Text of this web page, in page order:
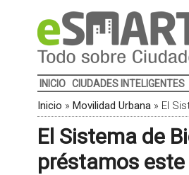
INICIO CIUDADES INTELIGENTES
Inicio » Movilidad Urbana» El
El Sistema de
préstamos